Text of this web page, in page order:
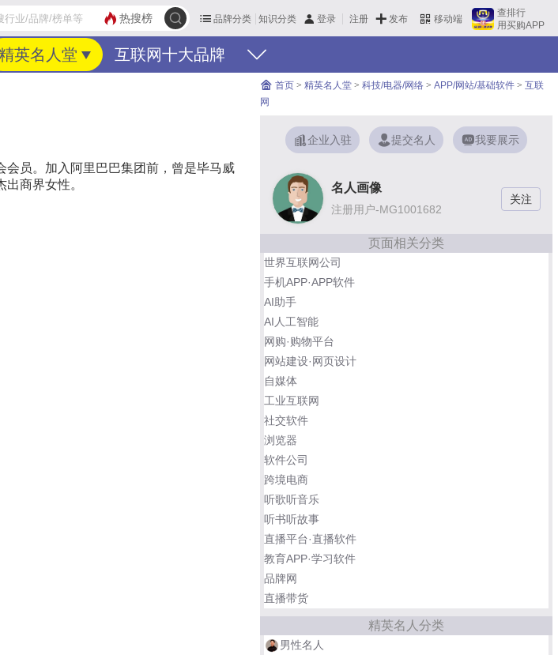
品牌分类 知识分类 登录 注册 发布 移动端
查排行
用买购APP
热搜榜
英名人堂 互联网十大品牌
员。加入阿里巴巴集团前，曾是毕马威
商界女性。
首页 > 精英名人堂 > 科技/电器/网络 > APP/网站/基础软件 > 互联
网
企业入驻 提交名人 我要展示
名人画像
注册用户-MG1001682
页面相关分类
世界互联网公司
手机APP·APP软件
AI助手
AI人工智能
网购·购物平台
网站建设·网页设计
自媒体
工业互联网
社交软件
浏览器
软件公司
跨境电商
听歌听音乐
听书听故事
直播平台·直播软件
教育APP·学习软件
品牌网
直播带货
精英名人分类
男性名人